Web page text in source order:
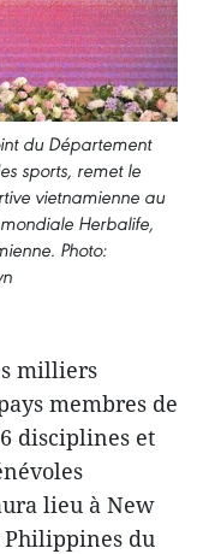
du Département
sports, remet le
vietnamienne au
Herbalife,
Photo:
milliers
membres de
disciplines et
lieu à New
Philippines du